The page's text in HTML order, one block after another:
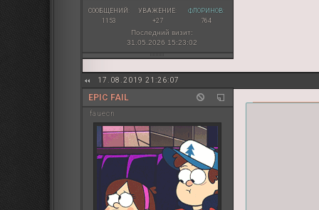
СООБЩЕНИЙ:
1153
УВАЖЕНИЕ:
+27
ФЛОРИНОВ:
764
Последний визит:
31.05.2026 15:23:02
17.08.2019 21:26:07
EPIC FAIL
fauecn